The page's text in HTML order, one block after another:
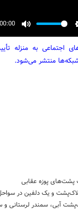
00:00
اجتماعی به منزله
منتشر می‌شود.
پوزه عقابی
آبی، سمندر لرستانی و